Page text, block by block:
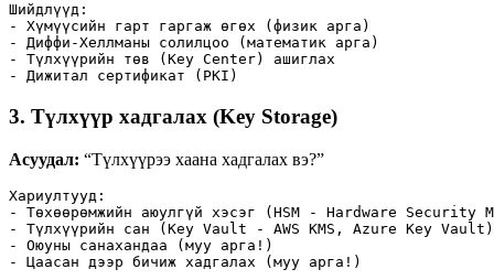
Шийдлүүд:
- Хүмүүсийн гарт гаргаж өгөх (физик арга)
- Диффи-Хеллманы солилцоо (математик арга)
- Түлхүүрийн төв (Key Center) ашиглах
- Дижитал сертификат (PKI)
3. Түлхүүр хадгалах (Key Storage)
Асуудал: “Түлхүүрээ хаана хадгалах вэ?”
Хариултууд:
- Төхөөрөмжийн аюулгүй хэсэг (HSM - Hardware Security
- Түлхүүрийн сан (Key Vault - AWS KMS, Azure Key Vault)
- Оюуны санахандаа (муу арга!)
- Цаасан дээр бичиж хадгалах (муу арга!)